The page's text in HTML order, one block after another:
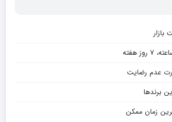
عدم رضایت
برندها
زمان ممکن